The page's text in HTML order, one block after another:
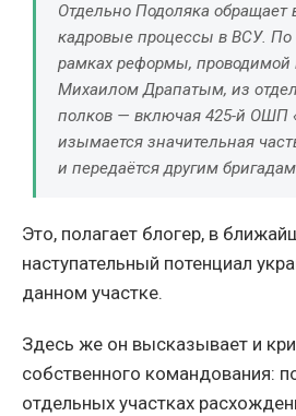
Отдельно Подоляка обращает
кадровые процессы в ВСУ. По
рамках реформы, проводимой
Михаилом Драпатым, из
полков — включая 425-й ОШП
изымается значительная
и передаётся другим
Это, полагает блогер, в
наступательный потенциал
данном участке.
Здесь же он высказывает и
собственного командования:
отдельных участках